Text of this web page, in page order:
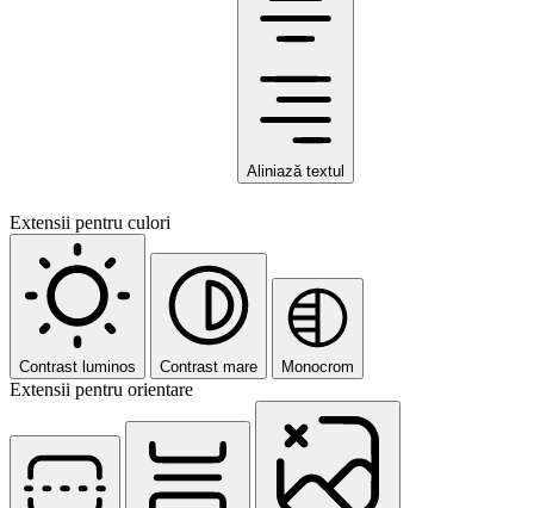
Aliniază textul
Extensii pentru culori
Contrast luminos Contrast mare Monocrom
Extensii pentru orientare